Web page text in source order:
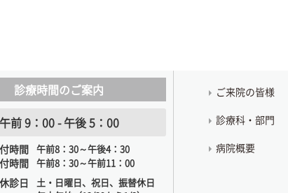
診療時間のご案内
午前 9：00 - 午後 5：00
時間
時間
午前8：30～午後4：30
午前8：30～午前11：00
休診日
土・日曜日、祝日、振替休日
ご来院の皆様
診療科・部門
病院概要